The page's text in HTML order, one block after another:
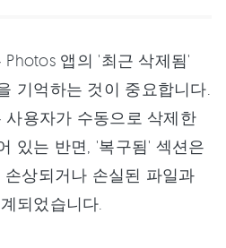
앱의 '최근 삭제됨'
기억하는 것이 중요합니다.
용자가 수동으로 삭제한
있는 반면, '복구됨' 섹션은
상되거나 손실된 파일과
되었습니다.